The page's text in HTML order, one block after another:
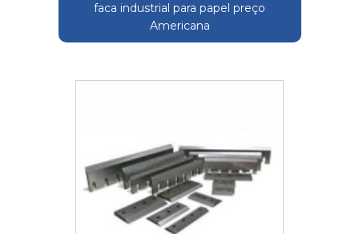
faca industrial para papel preço
Americana